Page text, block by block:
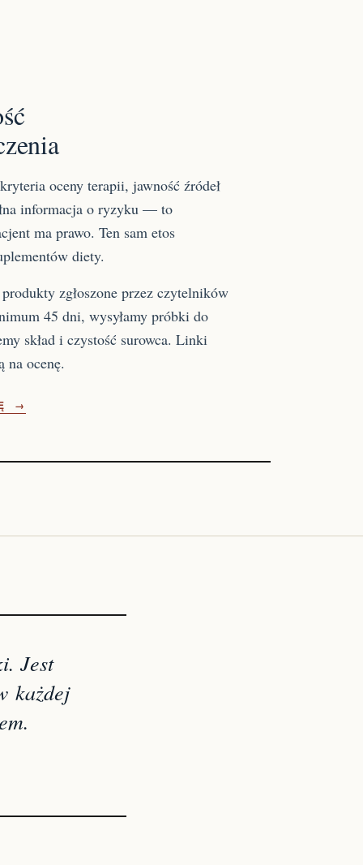
oceny terapii, jawność źródeł
informacja o ryzyku — to
ma prawo. Ten sam etos
diety.
zgłoszone przez czytelników
45 dni, wysyłamy próbki do
skład i czystość surowca. Linki
na ocenę.
→
Jest
każdej